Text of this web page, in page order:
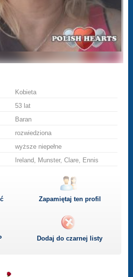
Kobieta
53 lat
Baran
rozwiedziona
wyższe niepełne
Ireland, Munster, Clare, Ennis
Zapamiętaj ten profil
Dodaj do czarnej listy